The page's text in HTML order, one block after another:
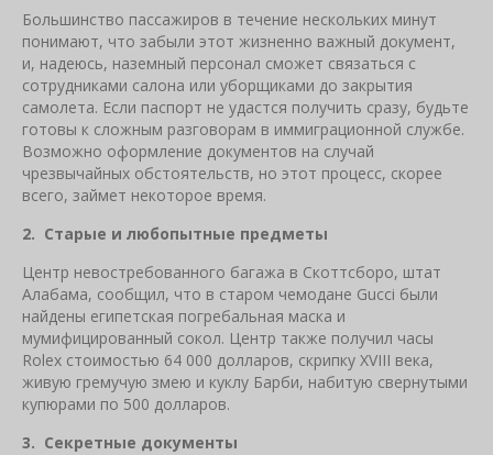
Большинство пассажиров в течение нескольких минут
понимают, что забыли этот жизненно важный документ,
и, надеюсь, наземный персонал сможет связаться с
сотрудниками салона или уборщиками до закрытия
самолета. Если паспорт не удастся получить сразу, будьте
готовы к сложным разговорам в иммиграционной службе.
Возможно оформление документов на случай
чрезвычайных обстоятельств, но этот процесс, скорее
всего, займет некоторое время.
2. Старые и любопытные предметы
Центр невостребованного багажа в Скоттсборо, штат
Алабама, сообщил, что в старом чемодане Gucci были
найдены египетская погребальная маска и
мумифицированный сокол. Центр также получил часы
Rolex стоимостью 64 000 долларов, скрипку XVIII века,
живую гремучую змею и куклу Барби, набитую свернутыми
купюрами по 500 долларов.
3. Секретные документы